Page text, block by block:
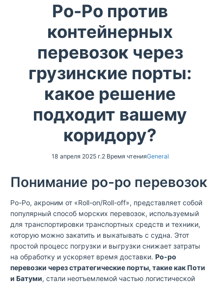
Ро-Ро против
контейнерных
перевозок через
грузинские порты:
какое решение
подходит вашему
коридору?
18 апреля 2025 г.2 Время чтенияGeneral
Понимание ро-ро перевозок
Ро-Ро, акроним от «Roll-on/Roll-off», представляет собой
популярный способ морских перевозок, используемый
для транспортировки транспортных средств и техники,
которую можно закатить и выкатывать с судна. Этот
простой процесс погрузки и выгрузки снижает затраты
на обработку и ускоряет время доставки. Ро-ро
перевозки через стратегические порты, такие как Поти
и Батуми, стали неотъемлемой частью логистической